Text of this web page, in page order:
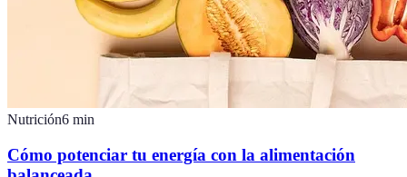
Nutrición6 min
Cómo potenciar tu energía con la alimentación